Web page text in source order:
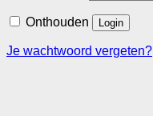
Onthouden Login
Je wachtwoord vergeten?